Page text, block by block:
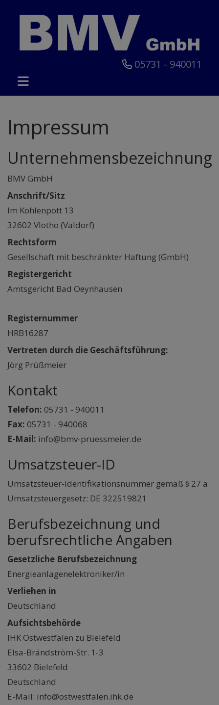
05731 - 940011
Impressum
Unternehmensbezeichnung
BMV GmbH
Anschrift/Sitz
Im Kohlenpott 13
32602 Vlotho (Valdorf)
Rechtsform
Gesellschaft mit beschränkter Haftung (GmbH)
Registergericht
Amtsgericht Bad Oeynhausen
Registernummer
HRB16287
Vertreten durch die Geschäftsführung:
Jörg Prüßmeier
Kontakt
Telefon: 05731 - 940011
Fax: 05731 - 940068
E-Mail: info@bmv-pruessmeier.de
Umsatzsteuer-ID
Umsatzsteuer-Identifikationsnummer gemäß § 27 a
Umsatzsteuergesetz: DE 322519821
Berufsbezeichnung und
berufsrechtliche Angaben
Gesetzliche Berufsbezeichnung
Energieanlagenelektroniker/in
Verliehen in
Deutschland
Aufsichtsbehörde
IHK Ostwestfalen zu Bielefeld
Elsa-Brändström-Str. 1-3
33602 Bielefeld
Deutschland
E-Mail: info@ostwestfalen.ihk.de